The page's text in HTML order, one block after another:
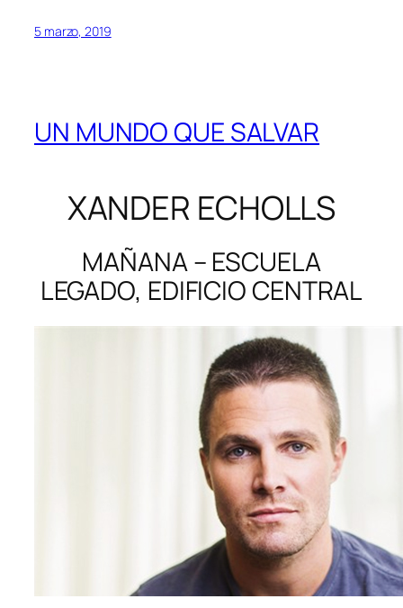
5 marzo, 2019
UN MUNDO QUE SALVAR
XANDER ECHOLLS
MAÑANA – ESCUELA
LEGADO, EDIFICIO CENTRAL